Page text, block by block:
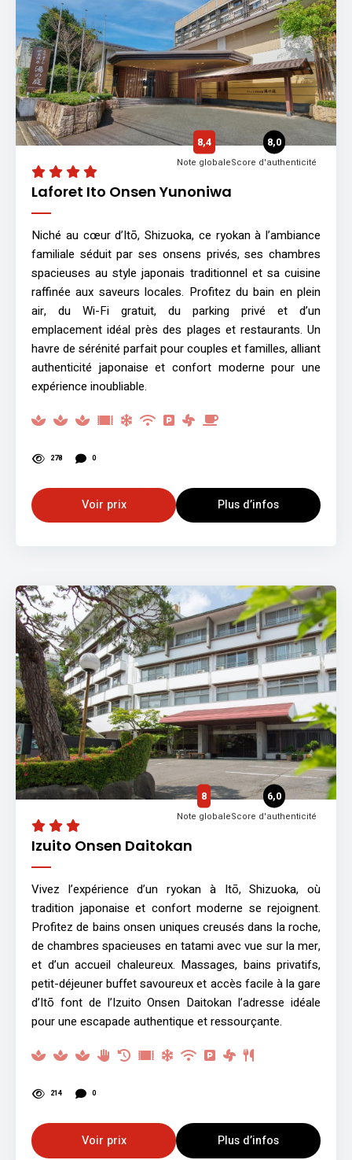
Laforet Ito Onsen Yunoniwa
8,4
Note globale
8,0
Score d'authenticité
Niché au cœur d’Itō, Shizuoka, ce ryokan à l’ambiance
familiale séduit par ses onsens privés, ses chambres
spacieuses au style japonais traditionnel et sa cuisine
raffinée aux saveurs locales. Profitez du bain en plein
air, du Wi-Fi gratuit, du parking privé et d’un
emplacement idéal près des plages et restaurants. Un
havre de sérénité parfait pour couples et familles, alliant
authenticité japonaise et confort moderne pour une
expérience inoubliable.
278 0
Voir prix Plus d’infos
Izuito Onsen Daitokan
8
Note globale
6,0
Score d'authenticité
Vivez l’expérience d’un ryokan à Itō, Shizuoka, où
tradition japonaise et confort moderne se rejoignent.
Profitez de bains onsen uniques creusés dans la roche,
de chambres spacieuses en tatami avec vue sur la mer,
et d’un accueil chaleureux. Massages, bains privatifs,
petit-déjeuner buffet savoureux et accès facile à la gare
d’Itō font de l’Izuito Onsen Daitokan l’adresse idéale
pour une escapade authentique et ressourçante.
214 0
Voir prix Plus d’infos